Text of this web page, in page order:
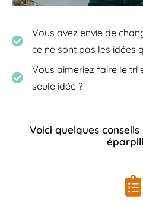
Vous avez envie de
ce ne sont pas les idées
Vous aimeriez faire le tri
seule idée ?
Voici quelques